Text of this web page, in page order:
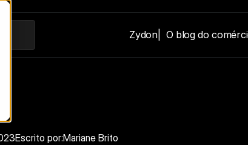
Zydon|  O blog do
Escrito por:Mariane Brito